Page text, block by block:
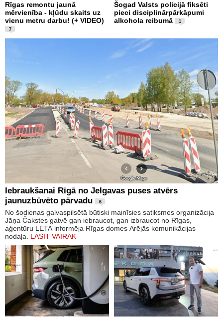
Rīgas remontu jaunā
mērvienība - kļūdu skaits uz
vienu metru darbu! (+ VIDEO)
7
Šogad Valsts policijā fiksēti
pieci disciplinārpārkāpumi
alkohola reibumā
1
Iebraukšanai Rīgā no Jelgavas puses atvērs
jaunuzbūvēto pārvadu
6
No šodienas galvaspilsētā būtiski mainīsies satiksmes organizācija
Jāņa Čakstes gatvē gan iebraucot, gan izbraucot no Rīgas,
aģentūru LETA informēja Rīgas domes Ārējās komunikācijas
nodaļa. LASĪT VAIRĀK